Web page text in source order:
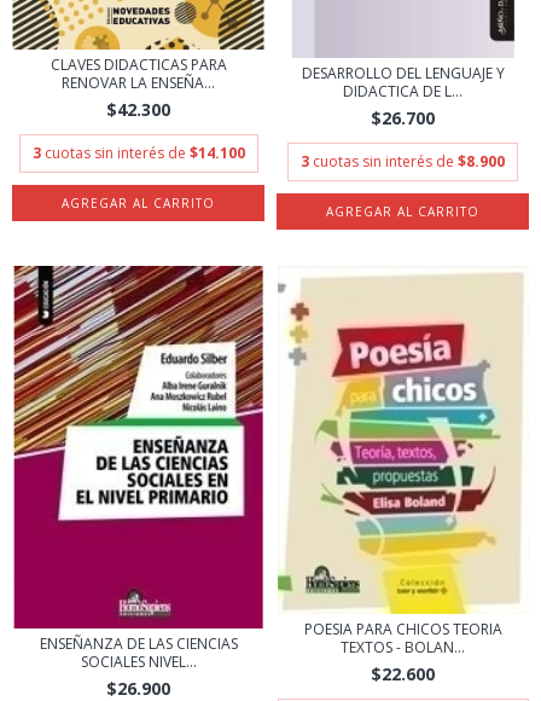
CLAVES DIDACTICAS PARA
RENOVAR LA ENSEÑA...
$42.300
3 cuotas sin interés de $14.100
DESARROLLO DEL LENGUAJE Y
DIDACTICA DE L...
$26.700
3 cuotas sin interés de $8.900
ENSEÑANZA DE LAS CIENCIAS
SOCIALES NIVEL...
$26.900
POESIA PARA CHICOS TEORIA
TEXTOS - BOLAN...
$22.600